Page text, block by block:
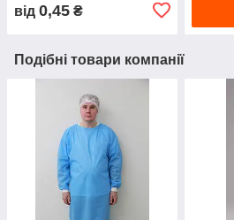
від 0,45 ₴
Подібні товари компанії